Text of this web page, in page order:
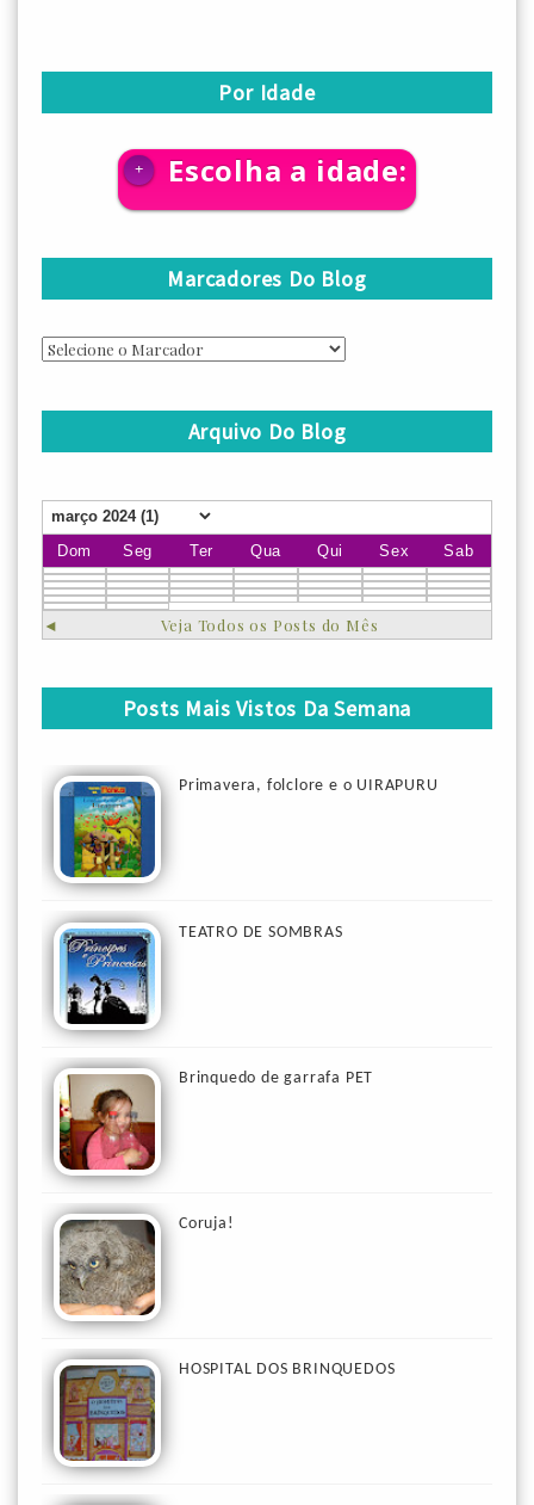
Por Idade
+ Escolha a idade:
Marcadores Do Blog
Arquivo Do Blog
Dom Seg Ter Qua Qui Sex Sab
◄ Veja Todos os Posts do Mês
Posts Mais Vistos Da Semana
Primavera, folclore e o UIRAPURU
TEATRO DE SOMBRAS
Brinquedo de garrafa PET
Coruja!
HOSPITAL DOS BRINQUEDOS